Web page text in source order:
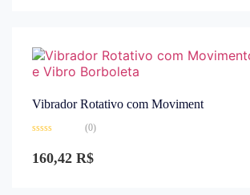
Vibrador Rotativo com Moviment
0
de
(0)
160,42 R$